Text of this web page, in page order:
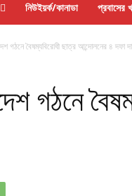
নিউইয়র্ক/কানাডা প্রবাসের
গঠনে বৈষম্যবিরোধী ছাত্র আন্দোলনের ৪ দফা
গঠনে